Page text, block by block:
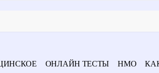
ОНЛАЙН ТЕСТЫ НМО